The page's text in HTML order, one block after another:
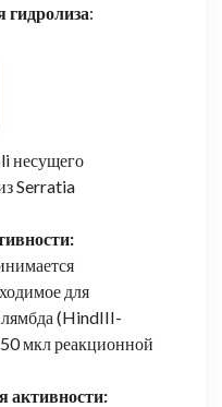
гидролиза:
несущего
Serratia
для
(HindIII-
мкл реакционной
активности: